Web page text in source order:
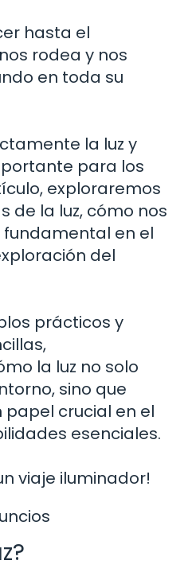
hasta el
rodea y nos
en toda su
la luz y
para los
exploraremos
de la luz, cómo nos
en el
del
prácticos y
la luz no solo
sino que
crucial en el
esenciales.
viaje iluminador!